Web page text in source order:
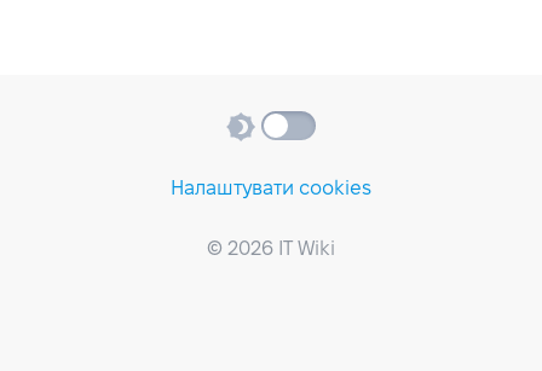
Налаштувати cookies
© 2026 IT Wiki